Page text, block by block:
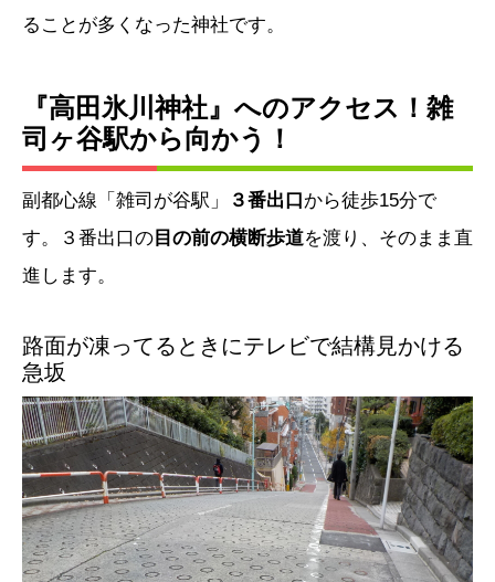
ることが多くなった神社です。
『高田氷川神社』へのアクセス！雑
司ヶ谷駅から向かう！
副都心線「雑司が谷駅」 ３番出口から徒歩15分で
す。３番出口の 目の前の横断歩道を渡り、そのまま直
進します。
路面が凍ってるときにテレビで結構見かける
急坂